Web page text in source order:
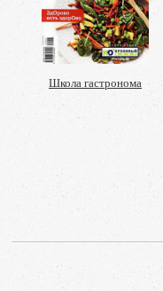
Школа гастронома